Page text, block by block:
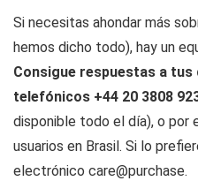
Si necesitas ahondar más
hemos dicho todo), hay un
Consigue respuestas a
telefónicos +44 20 3808
disponible todo el día), o por
usuarios en Brasil. Si lo
electrónico care@purchase.